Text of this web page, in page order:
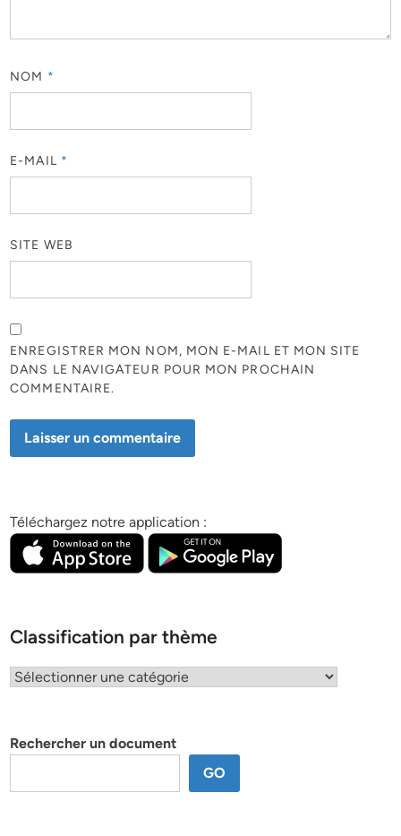
NOM *
E-MAIL *
SITE WEB
ENREGISTRER MON NOM, MON E-MAIL ET MON SITE
DANS LE NAVIGATEUR POUR MON PROCHAIN
COMMENTAIRE.
Téléchargez notre application :
Classification par thème
Classification
Rechercher un document
GO